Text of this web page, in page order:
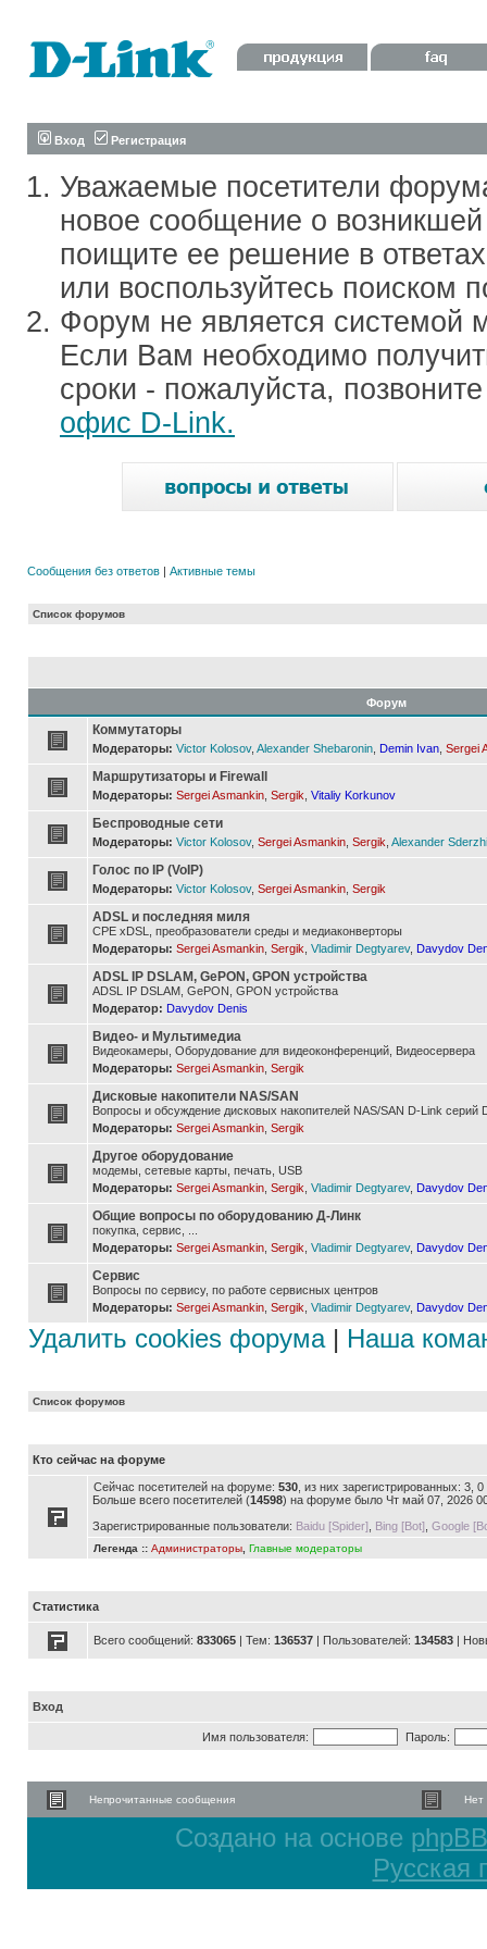
Вход Регистрация
Уважаемые посетители
новое сообщение о
поищите ее решение в
или воспользуйтесь поиском
Форум не является системой
Если Вам необходимо
сроки - пожалуйста,
офис D-Link.
Сообщения без ответов | Активные темы
Список форумов
Форум
Коммутаторы
Модераторы: Victor Kolosov, Alexander Shebaronin Demin Ivan Sergei
Маршрутизаторы и Firewall
Модераторы: Sergei Asmankin Sergik Vitaliy Korkunov
Беспроводные сети
Модераторы: Victor Kolosov, Sergei Asmankin Sergik Alexander
Голос по IP (VoIP)
Модераторы: Victor Kolosov, Sergei Asmankin Sergik
ADSL и последняя миля
CPE xDSL, преобразователи среды и медиаконверторы
Модераторы: Sergei Asmankin Sergik Vladimir Degtyarev, Davydov
ADSL IP DSLAM, GePON, GPON устройства
ADSL IP DSLAM, GePON, GPON устройства
Модератор: Davydov Denis
Видео- и Мультимедиа
Видеокамеры, Оборудование для видеоконференций, Видеосервера
Модераторы: Sergei Asmankin Sergik
Дисковые накопители NAS/SAN
Вопросы и обсуждение дисковых накопителей NAS/SAN D-Link серий
Модераторы: Sergei Asmankin Sergik
Другое оборудование
модемы, сетевые карты, печать, USB
Модераторы: Sergei Asmankin Sergik Vladimir Degtyarev, Davydov
Общие вопросы по оборудованию Д-Линк
покупка, сервис, ...
Модераторы: Sergei Asmankin Sergik Vladimir Degtyarev, Davydov
Сервис
Вопросы по сервису, по работе сервисных центров
Модераторы: Sergei Asmankin Sergik Vladimir Degtyarev, Davydov
Удалить cookies форума| Наша
Список форумов
Кто сейчас на форуме
Сейчас посетителей на форуме: 530 , из них зарегистрированных: 3,
Больше всего посетителей (14598) на форуме было Чт май 07, 2026
Зарегистрированные пользователи: Baidu [Spider] Bing [Bot] Google
Легенда :: Администраторы Главные модераторы
Статистика
Всего сообщений: 833065 | Тем: 136537 | Пользователей: 134583 |
Вход
Имя пользователя: Пароль:
Непрочитанные сообщения Нет
Создано на основе phpBB
Русская